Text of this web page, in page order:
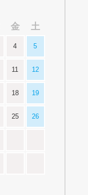
金 土
4 5
11 12
18 19
25 26